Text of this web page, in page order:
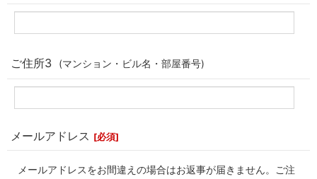
ご住所3 (マンション・ビル名・部屋番号)
メールアドレス [必須]
メールアドレスをお間違えの場合はお返事が届きません。ご注